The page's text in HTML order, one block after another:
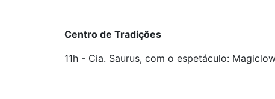
Centro de Tradições
11h - Cia. Saurus, com o espetáculo: